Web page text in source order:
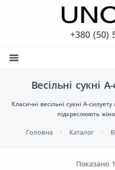
+380 (50)
Весільні сукні
Класичні весільні сукні А-
підкреслюють
Головна Каталог
Показано